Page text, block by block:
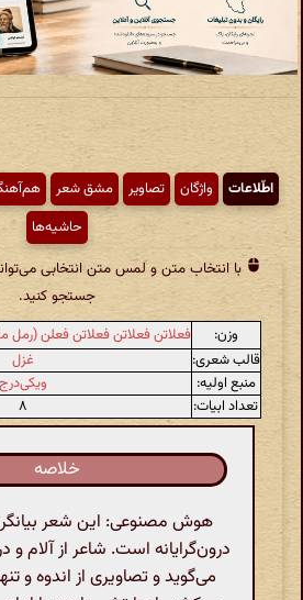
اطّلاعات واژگان تصاویر مشق شعر
حاشیه‌ها
با انتخاب متن و لمس متن انتخابی
جستجو کنید.
وزن:
فعلاتن فعلاتن فعلاتن فعلن
قالب شعری:
غزل
منبع اولیه:
ویکی‌درج
تعداد ابیات:
۸
خلاصه
هوش مصنوعی: این شعر
درون‌گرایانه است. شاعر از آلام و
می‌گوید و تصاویری از اندوه و